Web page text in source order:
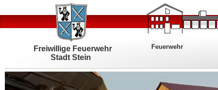
Freiwillige Feuerwehr
Stadt Stein
Feuerwehr